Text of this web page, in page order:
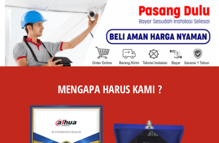
MENGAPA HARUS KAMI ?